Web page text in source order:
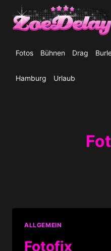
Inhalt
springen
Fotos Bühnen Drag
Hamburg Urlaub
ALLGEMEIN
Fotofix